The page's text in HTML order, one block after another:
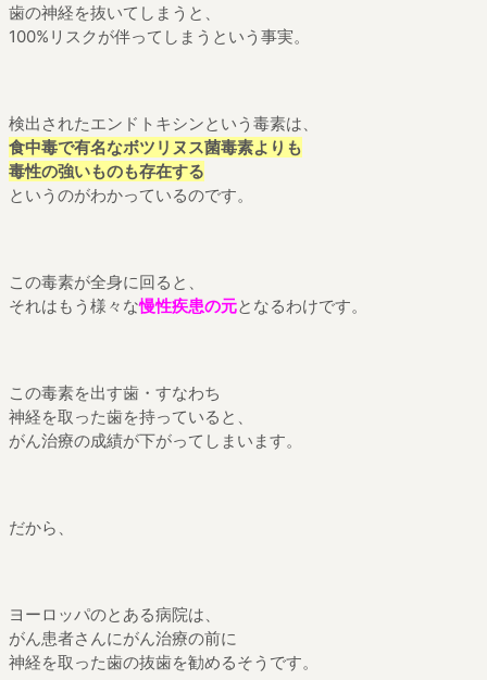
歯の神経を抜いてしまうと、
100%リスクが伴ってしまうという事実。
検出されたエンドトキシンという毒素は、
食中毒で有名なボツリヌス菌毒素よりも
毒性の強いものも存在する
というのがわかっているのです。
この毒素が全身に回ると、
それはもう様々な慢性疾患の元となるわけです。
この毒素を出す歯・すなわち
神経を取った歯を持っていると、
がん治療の成績が下がってしまいます。
だから、
ヨーロッパのとある病院は、
がん患者さんにがん治療の前に
神経を取った歯の抜歯を勧めるそうです。